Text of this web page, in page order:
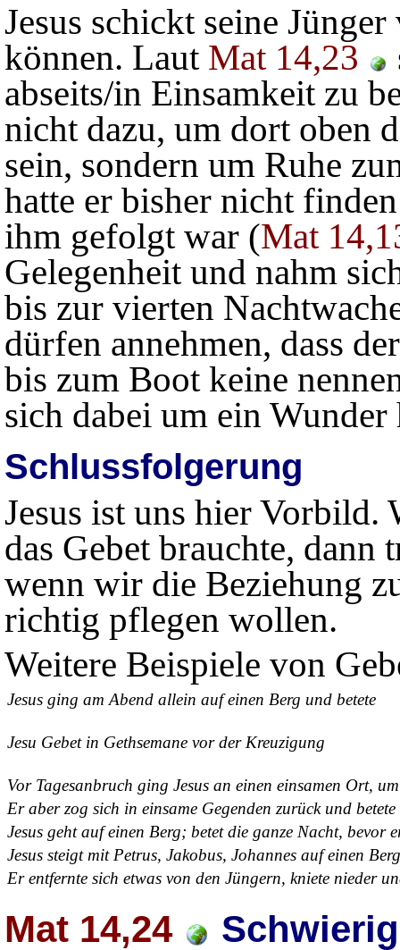
Jesus schickt seine
können. Laut Mat 14,23
abseits/in Einsamkeit zu
nicht dazu, um dort oben
sein, sondern um Ruhe
hatte er bisher nicht
ihm gefolgt war (Mat
Gelegenheit und nahm
bis zur vierten
dürfen annehmen, dass
bis zum Boot keine
sich dabei um ein Wunder
Schlussfolgerung
Jesus ist uns hier
das Gebet brauchte, dann
wenn wir die Beziehung
richtig pflegen wollen.
Weitere Beispiele von
Jesus ging am Abend allein auf einen Berg und betete
Jesu Gebet in Gethsemane vor der Kreuzigung
Vor Tagesanbruch ging Jesus an einen einsamen Ort,
Er aber zog sich in einsame Gegenden zurück und betete
Jesus geht auf einen Berg; betet die ganze Nacht, bevor
Jesus steigt mit Petrus, Jakobus, Johannes auf einen
Er entfernte sich etwas von den Jüngern, kniete nieder
Mat 14,24